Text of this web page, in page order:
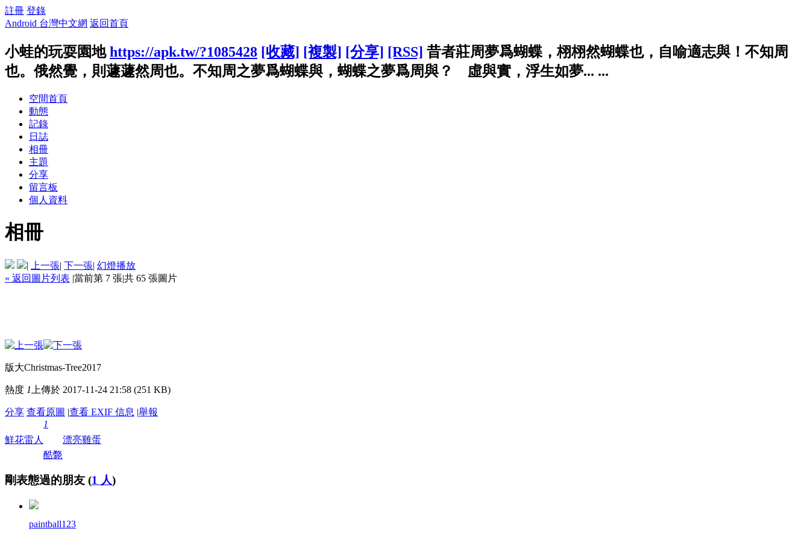
註冊 登錄
Android 台灣中文網 返回首頁
小蛙的玩耍園地 https://apk.tw/?1085428 [收藏] [複製] [分享] [RSS] 昔者莊周夢爲蝴蝶，栩栩然蝴蝶也，自喻適志與！不知周
也。俄然覺，則蘧蘧然周也。不知周之夢爲蝴蝶與，蝴蝶之夢爲周與？ 虛與實，浮生如夢... ...
空間首頁
動態
記錄
日誌
相冊
主題
分享
留言板
個人資料
相冊
| 上一張| 下一張| 幻燈播放
« 返回圖片列表 |當前第 7 張|共 65 張圖片
版大Christmas-Tree2017
熱度 1 上傳於 2017-11-24 21:58 (251 KB)
分享 查看原圖 |查看 EXIF 信息 |舉報
鮮花雷人
1
酷斃
漂亮雞蛋
剛表態過的朋友 (1 人)
paintball123